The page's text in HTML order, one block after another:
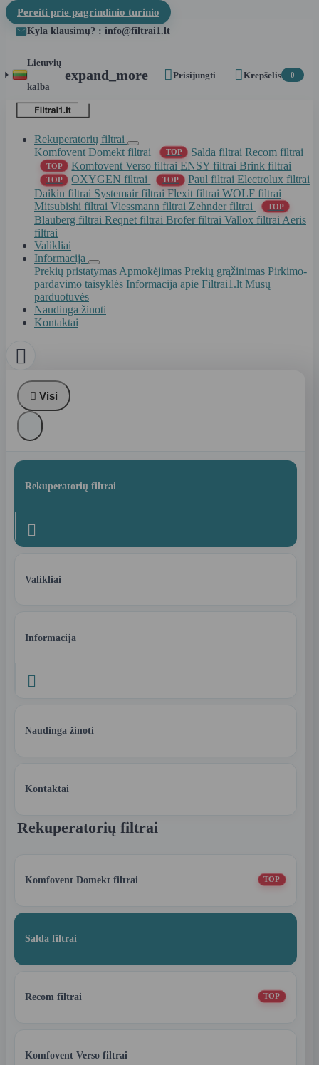
Pereiti prie pagrindinio turinio
Kyla klausimų? : info@filtrai1.lt
Lietuvių
kalba
expand_more Prisijungti Krepšelis 0
Rekuperatorių filtrai
Komfovent Domekt filtrai
TOP Salda filtraiRecom filtrai
TOP Komfovent Verso filtraiENSY filtraiBrink filtrai
TOP OXYGEN filtrai TOP Paul filtrai Electrolux filtrai
Daikin filtrai Systemair filtrai Flexit filtrai WOLF filtrai
Mitsubishi filtrai Viessmann filtrai Zehnder filtrai TOP
Blauberg filtrai Reqnet filtrai Brofer filtrai Vallox filtrai Aeris
filtrai
Valikliai
Informacija
Prekių pristatymas Apmokėjimas Prekių grąžinimas Pirkimo-
pardavimo taisyklės Informacija apie Filtrai1.lt Mūsų
parduotuvės
Naudinga žinoti
Kontaktai

 Visi
Rekuperatorių filtrai

Valikliai
Informacija

Naudinga žinoti
Kontaktai
Rekuperatorių filtrai
Komfovent Domekt filtrai TOP
Salda filtrai
Recom filtrai TOP
Komfovent Verso filtrai